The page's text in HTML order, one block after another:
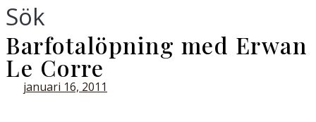
Sök
Barfotalöpning med Erwan
Le Corre
januari 16, 2011